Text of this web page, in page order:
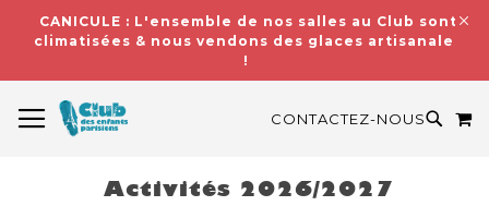
CANICULE : L'ensemble de nos salles au Club sont
climatisées & nous vendons des glaces artisanales
!
CONTACTEZ-NOUS
Activités 2026/2027